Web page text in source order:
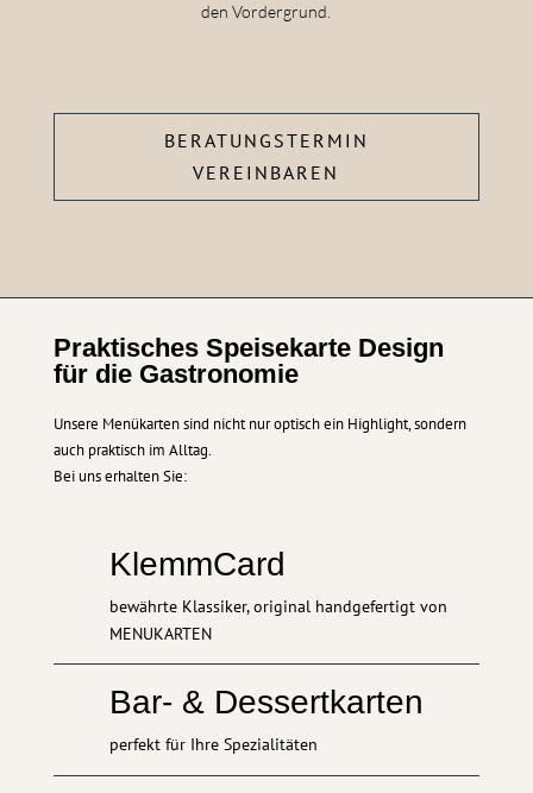
den Vordergrund.
BERATUNGSTERMIN
VEREINBAREN
Praktisches Speisekarte Design
für die Gastronomie
Unsere Menükarten sind nicht nur optisch ein Highlight, sondern
auch praktisch im Alltag.
Bei uns erhalten Sie:
KlemmCard
bewährte Klassiker, original handgefertigt von
MENUKARTEN
Bar- & Dessertkarten
perfekt für Ihre Spezialitäten